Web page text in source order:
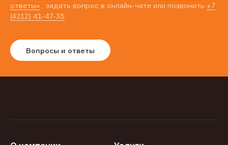
ответы» , задать вопрос в онлайн-чате или позвонить +7
(4212) 41-47-35
Вопросы и ответы